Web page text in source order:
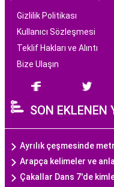
Gizlilik Politikası
Kullanıcı Sözleşmesi
Teklif Hakları ve Alıntı
Bize Ulaşın
SON EKLENEN
Ayrılık çeşmesinde
Arapça kelimeler ve
Çakallar Dans 7'de